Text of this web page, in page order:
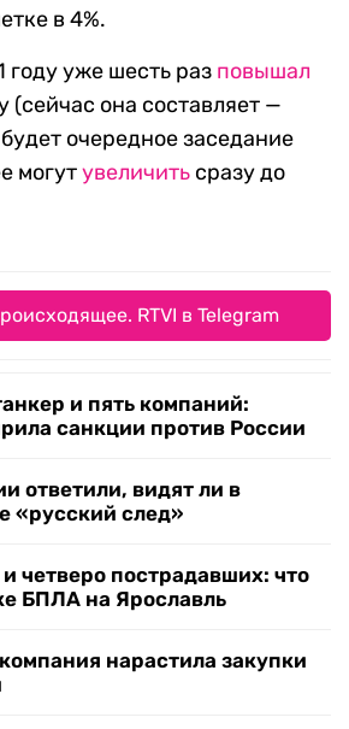
в 4%.
году уже шесть раз повышал
(сейчас она составляет —
очередное заседание
могутувеличить сразу до
RTVI в Telegram
и пять компаний:
санкции против России
ответили, видят ли в
«русский след»
четверо пострадавших: что
БПЛА на Ярославль
нарастила закупки